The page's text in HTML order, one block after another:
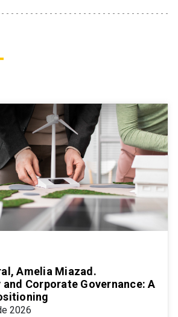
Amelia Miazad.
Corporate Governance: A
2026